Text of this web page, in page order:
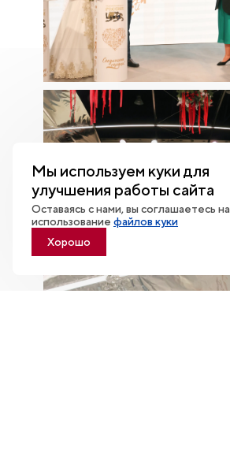
Мы используем куки для
улучшения работы сайта
Оставаясь с нами, вы соглашаетесь на
использованиефайлов куки
Хорошо